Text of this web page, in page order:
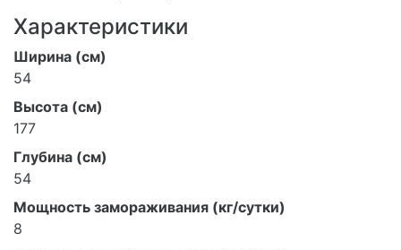
Характеристики
Ширина (см)
54
Высота (см)
177
Глубина (см)
54
Мощность замораживания (кг/сутки)
8